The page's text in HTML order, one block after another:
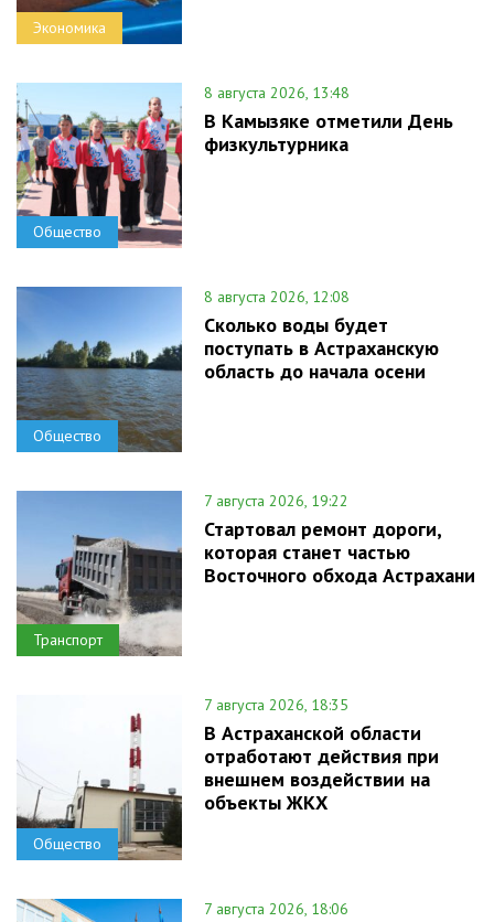
Экономика
Общество
8 августа 2026, 13:48
В Камызяке отметили День
физкультурника
Общество
8 августа 2026, 12:08
Сколько воды будет
поступать в Астраханскую
область до начала осени
Транспорт
7 августа 2026, 19:22
Стартовал ремонт дороги,
которая станет частью
Восточного обхода Астрахани
Общество
7 августа 2026, 18:35
В Астраханской области
отработают действия при
внешнем воздействии на
объекты ЖКХ
7 августа 2026, 18:06